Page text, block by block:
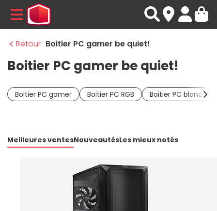
MENU
Retour Boitier PC gamer be quiet!
Boitier PC gamer be quiet!
Boitier PC gamer Boitier PC RGB Boitier PC blanc
Meilleures ventesNouveautésLes mieux notés